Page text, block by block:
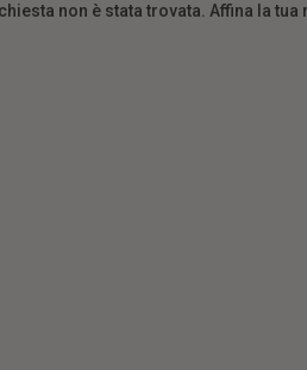
non è stata trovata. Affina la